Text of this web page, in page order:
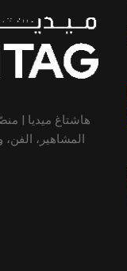
هاشتاغ ميديا |
المشاهير، الفن،